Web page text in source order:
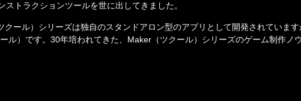
ストラクションツールを世に出してきました。
クール）シリーズは独自のスタンドアロン型のアプリとして開発されていま
ール）です。30年培われてきた、 Maker （ツクール）シリーズのゲーム制作